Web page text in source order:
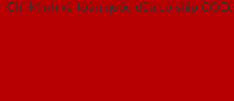
Chí Minh và toàn quốc đều có ship COD.